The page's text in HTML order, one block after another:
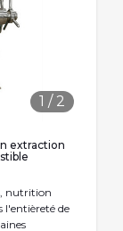
1 / 2
extraction
nutrition
l'entièreté de